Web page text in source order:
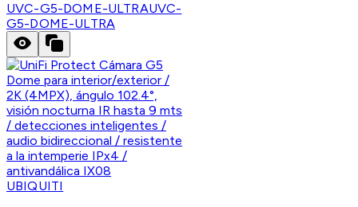
UVC-G5-DOME-ULTRAUVC-
G5-DOME-ULTRA
UBIQUITI